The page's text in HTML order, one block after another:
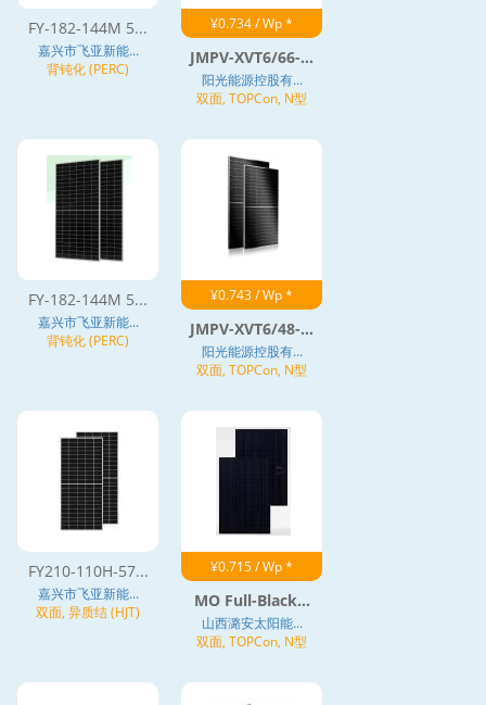
FY-182-144M 5...
嘉兴市飞亚新能...
背钝化 (PERC)
¥0.734 / Wp *
JMPV-XVT6/66-...
阳光能源控股有...
双面, TOPCon, N型
FY-182-144M 5...
嘉兴市飞亚新能...
背钝化 (PERC)
¥0.743 / Wp *
JMPV-XVT6/48-...
阳光能源控股有...
双面, TOPCon, N型
FY210-110H-57...
嘉兴市飞亚新能...
双面, 异质结 (HJT)
¥0.715 / Wp *
MO Full-Black...
山西潞安太阳能...
双面, TOPCon, N型